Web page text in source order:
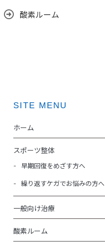
酸素ルーム
SITE MENU
ホーム
スポーツ整体
早期回復をめざす方へ
繰り返すケガでお悩みの方へ
一般向け治療
酸素ルーム